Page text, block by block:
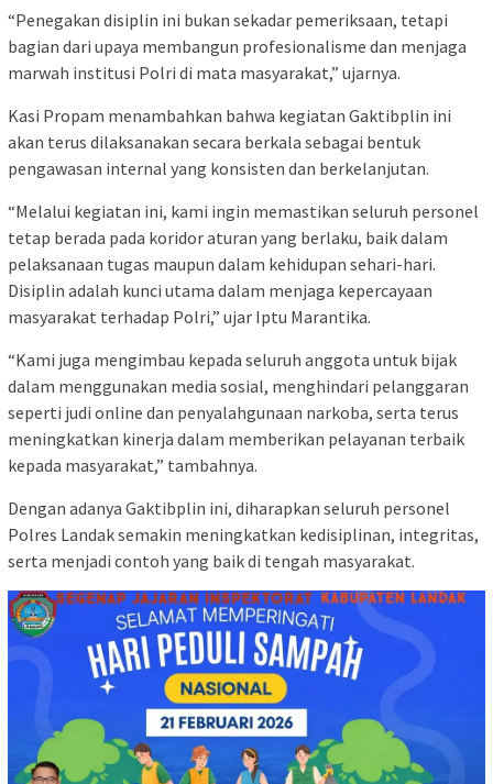
“Penegakan disiplin ini bukan sekadar pemeriksaan, tetapi
bagian dari upaya membangun profesionalisme dan menjaga
marwah institusi Polri di mata masyarakat,” ujarnya.
Kasi Propam menambahkan bahwa kegiatan Gaktibplin ini
akan terus dilaksanakan secara berkala sebagai bentuk
pengawasan internal yang konsisten dan berkelanjutan.
“Melalui kegiatan ini, kami ingin memastikan seluruh personel
tetap berada pada koridor aturan yang berlaku, baik dalam
pelaksanaan tugas maupun dalam kehidupan sehari-hari.
Disiplin adalah kunci utama dalam menjaga kepercayaan
masyarakat terhadap Polri,” ujar Iptu Marantika.
“Kami juga mengimbau kepada seluruh anggota untuk bijak
dalam menggunakan media sosial, menghindari pelanggaran
seperti judi online dan penyalahgunaan narkoba, serta terus
meningkatkan kinerja dalam memberikan pelayanan terbaik
kepada masyarakat,” tambahnya.
Dengan adanya Gaktibplin ini, diharapkan seluruh personel
Polres Landak semakin meningkatkan kedisiplinan, integritas,
serta menjadi contoh yang baik di tengah masyarakat.